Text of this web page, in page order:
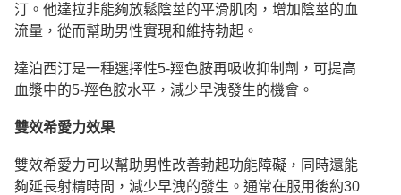
汀。他達拉非能夠放鬆陰莖的平滑肌肉，增加陰莖的血
流量，從而幫助男性實現和維持勃起。
達泊西汀是一種選擇性5-羥色胺再吸收抑制劑，可提高
血漿中的5-羥色胺水平，減少早洩發生的機會。
雙效希愛力效果
雙效希愛力可以幫助男性改善勃起功能障礙，同時還能
夠延長射精時間，減少早洩的發生。通常在服用後約30